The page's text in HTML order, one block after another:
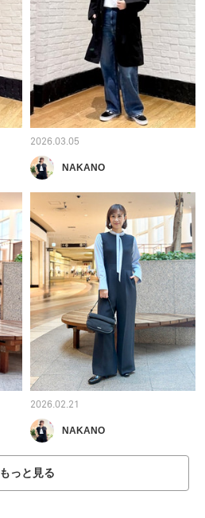
2026.03.05
NAKANO
2026.02.21
NAKANO
もっと見る